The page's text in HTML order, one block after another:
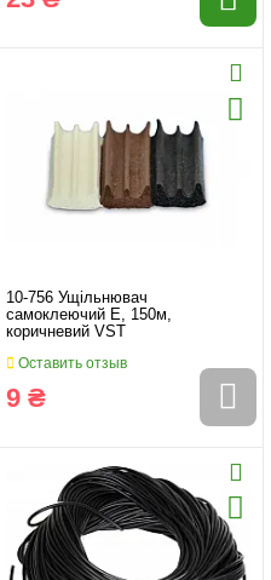
10-756 Ущільнювач
самоклеючий Е, 150м,
коричневий VST
Оставить отзыв
9 ₴